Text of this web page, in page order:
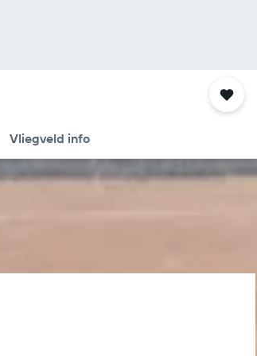
Vliegveld info